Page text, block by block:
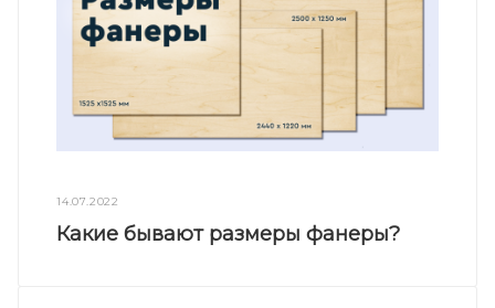
14.07.2022
Какие бывают размеры фанеры?